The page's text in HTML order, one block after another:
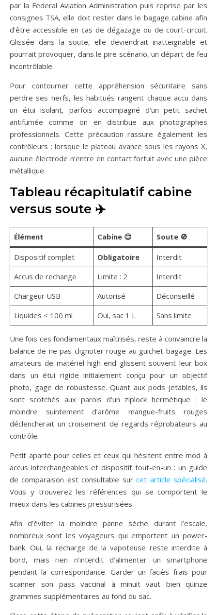
par la Federal Aviation Administration puis reprise par les
consignes TSA, elle doit rester dans le bagage cabine afin
d’être accessible en cas de dégazage ou de court-circuit.
Glissée dans la soute, elle deviendrait inatteignable et
pourrait provoquer, dans le pire scénario, un départ de feu
incontrôlable.
Pour contourner cette appréhension sécuritaire sans
perdre ses nerfs, les habitués rangent chaque accu dans
un étui isolant, parfois accompagné d’un petit sachet
antifumée comme on en distribue aux photographes
professionnels. Cette précaution rassure également les
contrôleurs : lorsque le plateau avance sous les rayons X,
aucune électrode n’entre en contact fortuit avec une pièce
métallique.
Tableau récapitulatif cabine
versus soute ✈️
Élément Cabine 😊 Soute 🚫
Dispositif complet Obligatoire
Interdit
Accus de rechange
Limite : 2
Interdit
Chargeur USB
Autorisé
Déconseillé
Liquides < 100 ml
Oui, sac 1 L Sans limite
Une fois ces fondamentaux maîtrisés, reste à convaincre la
balance de ne pas clignoter rouge au guichet bagage. Les
amateurs de matériel high-end glissent souvent leur box
dans un étui rigide initialement conçu pour un objectif
photo, gage de robustesse. Quant aux pods jetables, ils
sont scotchés aux parois d’un ziplock hermétique : le
moindre suintement d’arôme mangue-fruits rouges
déclencherait un croisement de regards réprobateurs au
contrôle.
Petit aparté pour celles et ceux qui hésitent entre mod à
accus interchangeables et dispositif tout-en-un : un guide
de comparaison est consultable surcet article spécialisé.
Vous y trouverez les références qui se comportent le
mieux dans les cabines pressurisées.
Afin d’éviter la moindre panne sèche durant l’escale,
nombreux sont les voyageurs qui emportent un power-
bank. Oui, la recharge de la vapoteuse reste interdite à
bord, mais rien n’interdit d’alimenter un smartphone
pendant la correspondance. Garder un faciès frais pour
scanner son pass vaccinal à minuit vaut bien quinze
grammes supplémentaires au fond du sac.